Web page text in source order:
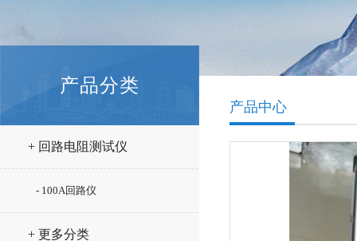
产品分类
+ 回路电阻测试仪
- 100A回路仪
+ 更多分类
产品中心